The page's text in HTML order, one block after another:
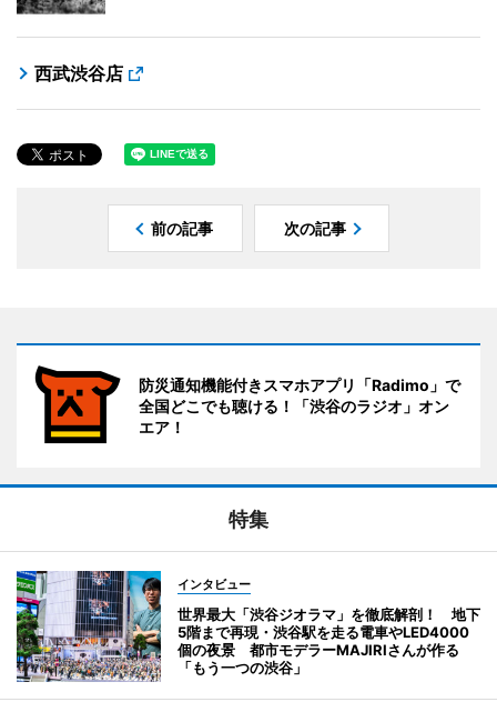
西武渋谷店
前の記事 次の記事
防災通知機能付きスマホアプリ「Radimo」で
全国どこでも聴ける！「渋谷のラジオ」オン
エア！
特集
インタビュー
世界最大「渋谷ジオラマ」を徹底解剖！ 地下
5階まで再現・渋谷駅を走る電車やLED4000
個の夜景 都市モデラーMAJIRIさんが作る
「もう一つの渋谷」